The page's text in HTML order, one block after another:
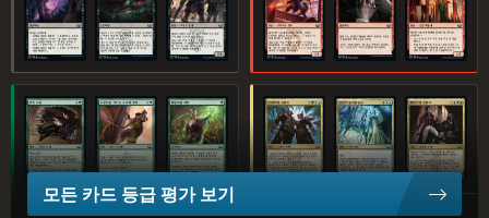
어
Esper 14.9%
Naya 10.9%
8.0%
보석 도둑 수행원을 거느린 사교계 명사
패밀리를 위해 스파라의 심판관천상의 규제담당관매력적인 무법자
모든 카드 등급 평가 보기